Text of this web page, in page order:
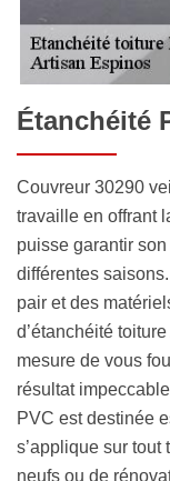
Étanchéité
Couvreur 30290
travaille en offrant
puisse garantir
différentes
pair et des
d’étanchéité
mesure de vous
résultat
PVC est destinée
s’applique sur
neufs ou de